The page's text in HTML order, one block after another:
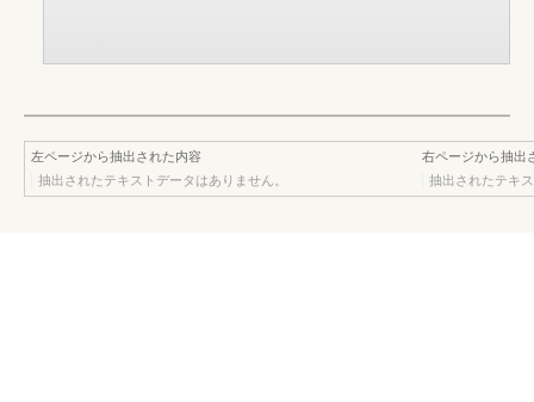
左ページから抽出された内容
抽出されたテキストデータはありません。
右ページから抽出
抽出されたテキ